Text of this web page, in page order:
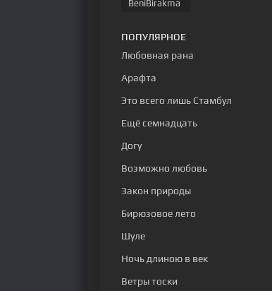
254 серия
BeniBirakma
ПОПУЛЯРНОЕ
Любовная рана
Арафта
Это всего лишь Стамбул
Ещё семнадцать
Догу
Возможно любовь
Закон природы
Бирюзовое лето
Шуле
Ночь длиною в век
Ветры тоски